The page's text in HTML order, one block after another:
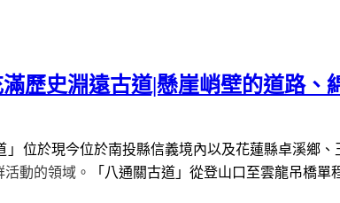
歷史淵遠古道|懸崖峭壁的道路
」 位於現今位於南投縣信義境內以及花蓮縣卓溪鄉、
動的領域。
「八通關古道」從登山口至雲龍吊橋單